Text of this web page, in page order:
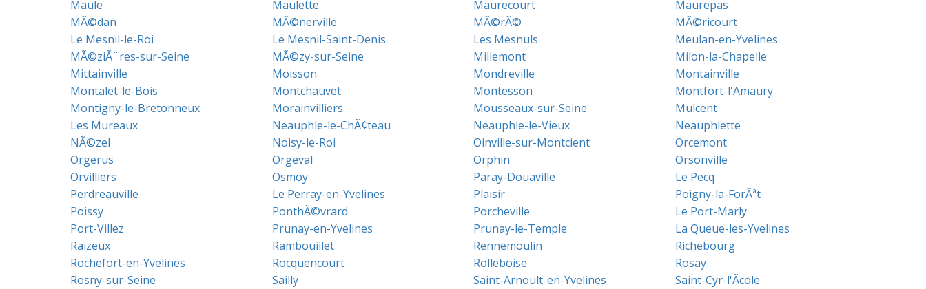
Maule
Maulette Maurecourt
Maurepas
MÃ©dan
MÃ©nerville MÃ©rÃ©
MÃ©ricourt
Le Mesnil-le-Roi
Le Mesnil-Saint-Denis Les Mesnuls
Meulan-en-Yvelines
MÃ©ziÃ¨res-sur-Seine
MÃ©zy-sur-Seine Millemont
Milon-la-Chapelle
Mittainville
Moisson Mondreville
Montainville
Montalet-le-Bois
Montchauvet Montesson
Montfort-l'Amaury
Montigny-le-Bretonneux
Morainvilliers Mousseaux-sur-Seine
Mulcent
Les Mureaux
Neauphle-le-ChÃ¢teau Neauphle-le-Vieux
Neauphlette
NÃ©zel
Noisy-le-Roi Oinville-sur-Montcient
Orcemont
Orgerus
Orgeval Orphin
Orsonville
Orvilliers
Osmoy Paray-Douaville
Le Pecq
Perdreauville
Le Perray-en-Yvelines Plaisir
Poigny-la-ForÃªt
Poissy
PonthÃ©vrard Porcheville
Le Port-Marly
Port-Villez
Prunay-en-Yvelines Prunay-le-Temple
La Queue-les-Yvelines
Raizeux
Rambouillet Rennemoulin
Richebourg
Rochefort-en-Yvelines
Rocquencourt Rolleboise
Rosay
Rosny-sur-Seine
Sailly Saint-Arnoult-en-Yvelines
Saint-Cyr-l'Ãcole